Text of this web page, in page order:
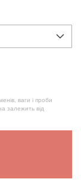
ваги і проби
залежить від